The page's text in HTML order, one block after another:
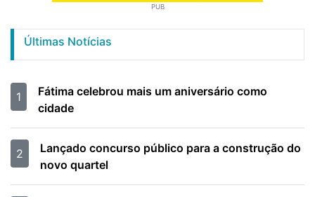
PUB
Últimas Notícias
1
Fátima celebrou mais um aniversário como
cidade
2
Lançado concurso público para a construção do
novo quartel